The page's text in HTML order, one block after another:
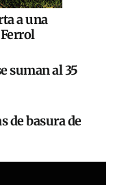
a una
suman al 35
de basura de